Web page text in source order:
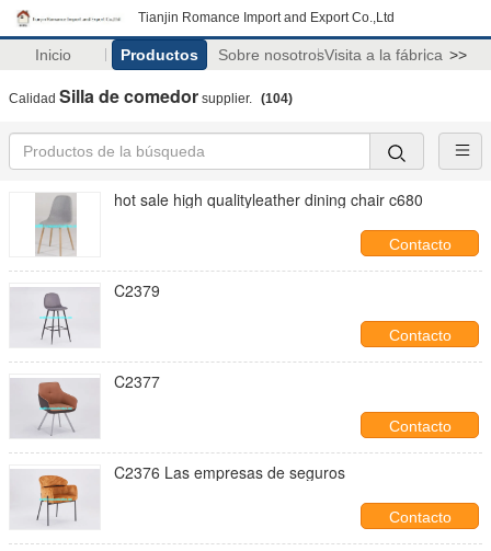
Tianjin Romance Import and Export Co.,Ltd
Inicio Productos Sobre nosotrosVisita a la fábrica >>
Calidad Silla de comedor supplier. (104)
hot sale high qualityleather dining chair c680
Contacto
C2379
Contacto
C2377
Contacto
C2376 Las empresas de seguros
Contacto